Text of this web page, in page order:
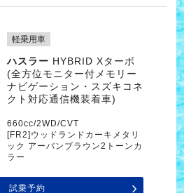
軽乗用車
ハスラー HYBRID Xターボ
(全方位モニター付メモリー
ナビゲーション・スズキコネ
クト対応通信機装着車)
660cc/2WD/CVT
[FR2]ウッドランドカーキメタリ
ック アーバンブラウン2トーンカ
ラー
試乗予約